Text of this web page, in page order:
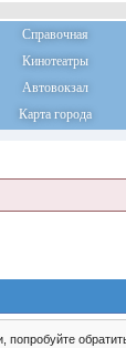
Справочная
Кинотеатры
Автовокзал
Карта города